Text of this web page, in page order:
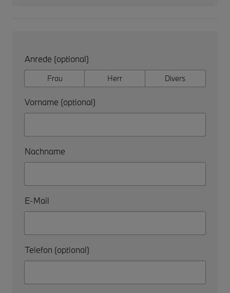
Anrede (optional)
Frau Herr Divers
Vorname (optional)
Nachname
E-Mail
Telefon (optional)